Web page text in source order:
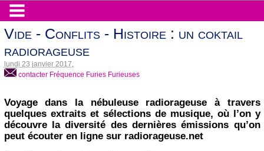
Vide - Conflits - Histoire : un coktail
radiorageuse
lundi 23 janvier 2017
contacter Fréquence Furies Furieuses
Voyage dans la nébuleuse radiorageuse à travers
quelques extraits et sélections de musique, où l’on y
découvre la diversité des dernières émissions qu’on
peut écouter en ligne sur radiorageuse.net